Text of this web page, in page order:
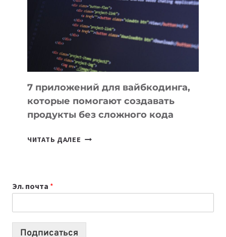
ДЛЯ
РАБОТЫ
7 приложений для вайбкодинга,
которые помогают создавать
продукты без сложного кода
ЧИТАТЬ ДАЛЕЕ
СОЗДАВАТЬ
ПРОДУКТЫ
Эл. почта *
Подписаться